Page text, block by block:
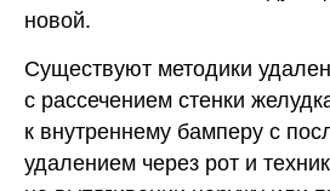
новой.
Существуют методики
с рассечением стенки
к внутреннему бамперу с
удалением через рот и